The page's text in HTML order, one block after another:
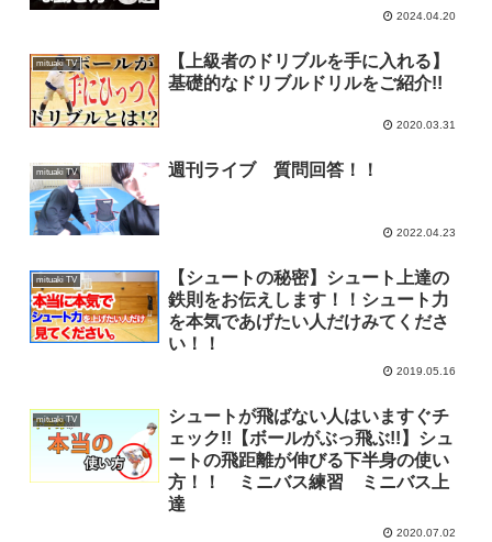
2024.04.20
mituaki TV
【上級者のドリブルを手に入れる】
基礎的なドリブルドリルをご紹介!!
2020.03.31
mituaki TV 週刊ライブ 質問回答！！
2022.04.23
mituaki TV
【シュートの秘密】シュート上達の
鉄則をお伝えします！！シュート力
を本気であげたい人だけみてくださ
い！！
2019.05.16
mituaki TV
シュートが飛ばない人はいますぐチ
ェック!!【ボールがぶっ飛ぶ!!】シュ
ートの飛距離が伸びる下半身の使い
方！！ ミニバス練習 ミニバス上
達
2020.07.02